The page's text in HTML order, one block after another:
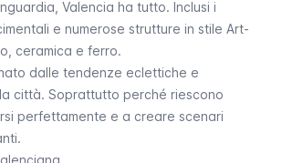
, Valencia ha tutto. Inclusi i
e numerose strutture in stile Art-
ceramica e ferro.
dalle tendenze eclettiche e
città. Soprattutto perché riescono
perfettamente e a creare scenari